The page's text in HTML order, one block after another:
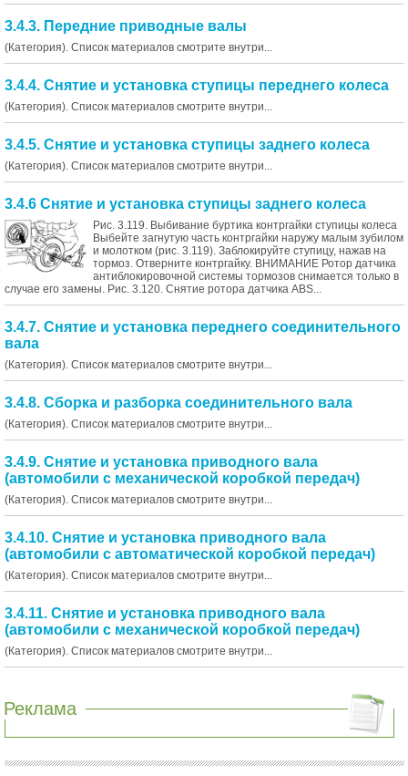
3.4.3. Передние приводные валы
(Категория). Список материалов смотрите внутри...
3.4.4. Снятие и установка ступицы переднего колеса
(Категория). Список материалов смотрите внутри...
3.4.5. Снятие и установка ступицы заднего колеса
(Категория). Список материалов смотрите внутри...
3.4.6 Снятие и установка ступицы заднего колеса
Рис. 3.119. Выбивание буртика контргайки ступицы колеса
Выбейте загнутую часть контргайки наружу малым зубилом
и молотком (рис. 3.119). Заблокируйте ступицу, нажав на
тормоз. Отверните контргайку. ВНИМАНИЕ Ротор датчика
антиблокировочной системы тормозов снимается только в
случае его замены. Рис. 3.120. Снятие ротора датчика ABS...
3.4.7. Снятие и установка переднего соединительного
вала
(Категория). Список материалов смотрите внутри...
3.4.8. Сборка и разборка соединительного вала
(Категория). Список материалов смотрите внутри...
3.4.9. Снятие и установка приводного вала
(автомобили с механической коробкой передач)
(Категория). Список материалов смотрите внутри...
3.4.10. Снятие и установка приводного вала
(автомобили с автоматической коробкой передач)
(Категория). Список материалов смотрите внутри...
3.4.11. Снятие и установка приводного вала
(автомобили с механической коробкой передач)
(Категория). Список материалов смотрите внутри...
Реклама